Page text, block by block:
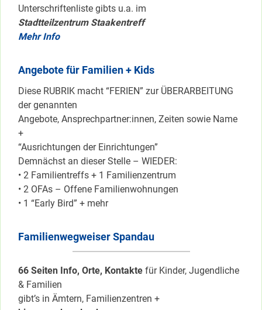
Unterschriftenliste gibts u.a. im
Stadtteilzentrum Staakentreff
Mehr Info
Angebote für Familien + Kids
Diese RUBRIK macht “FERIEN” zur ÜBERARBEITUNG
der genannten
Angebote, Ansprechpartner:innen, Zeiten sowie Name
+
“Ausrichtungen der Einrichtungen”
Demnächst an dieser Stelle – WIEDER:
• 2 Familientreffs + 1 Familienzentrum
• 2 OFAs – Offene Familienwohnungen
• 1 “Early Bird” + mehr
Familienwegweiser Spandau
66 Seiten Info, Orte, Kontakte für Kinder, Jugendliche
& Familien
gibt’s in Ämtern, Familienzentren +